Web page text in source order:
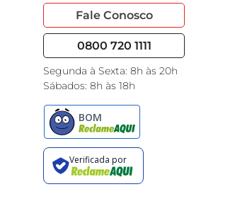
Fale Conosco
0800 720 1111
Segunda à Sexta: 8h às 20h
Sábados: 8h às 18h